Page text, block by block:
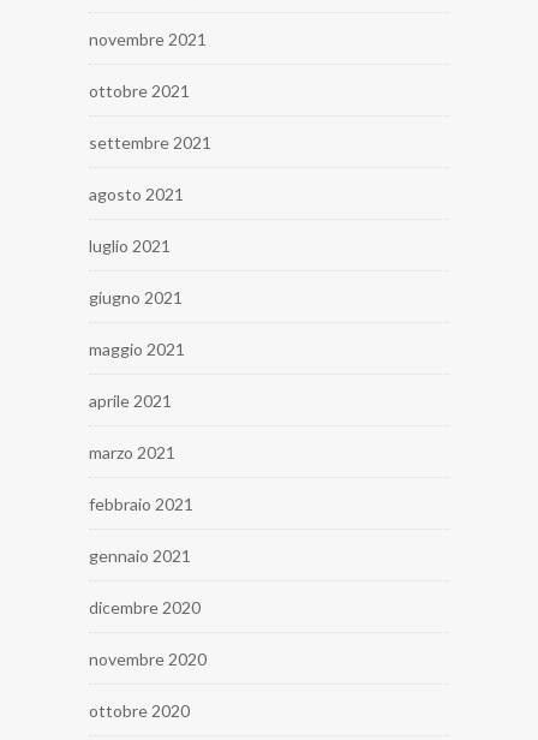
novembre 2021
ottobre 2021
settembre 2021
agosto 2021
luglio 2021
giugno 2021
maggio 2021
aprile 2021
marzo 2021
febbraio 2021
gennaio 2021
dicembre 2020
novembre 2020
ottobre 2020